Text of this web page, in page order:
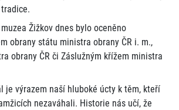
Žižkov dnes bylo oceněno
obrany státu ministra obrany ČR i. m.,
obrany ČR či Záslužným křížem ministra
je výrazem naší hluboké úcty k těm, kteří
nezaváhali. Historie nás učí, že